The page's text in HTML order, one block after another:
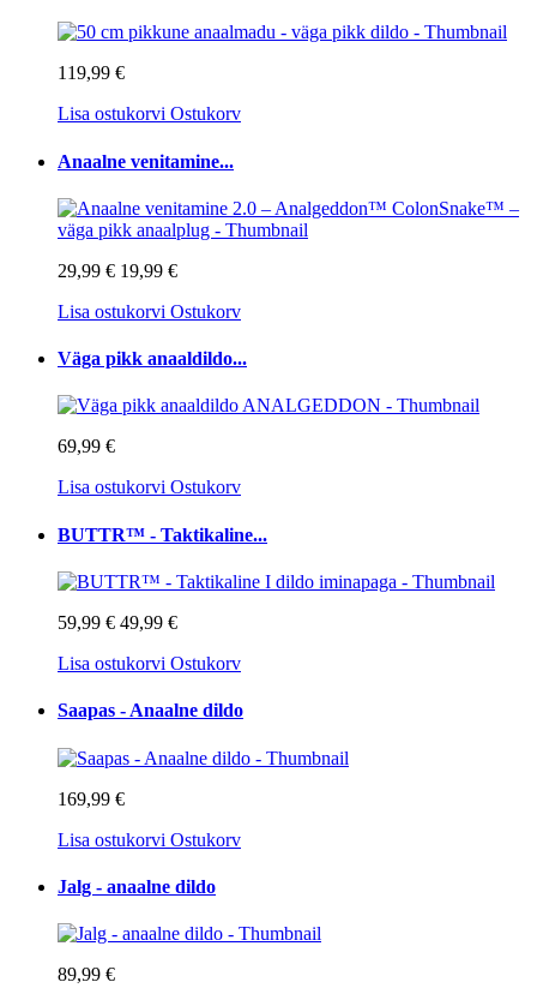
119,99 €
Lisa ostukorvi Ostukorv
Anaalne venitamine...
29,99 € 19,99 €
Lisa ostukorvi Ostukorv
Väga pikk anaaldildo...
69,99 €
Lisa ostukorvi Ostukorv
BUTTR™ - Taktikaline...
59,99 € 49,99 €
Lisa ostukorvi Ostukorv
Saapas - Anaalne dildo
169,99 €
Lisa ostukorvi Ostukorv
Jalg - anaalne dildo
89,99 €